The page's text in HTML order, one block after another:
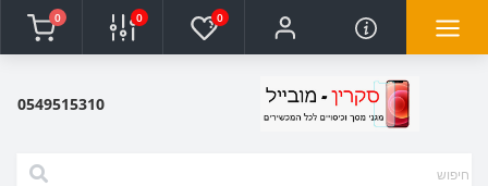
0
0
0
0549515310